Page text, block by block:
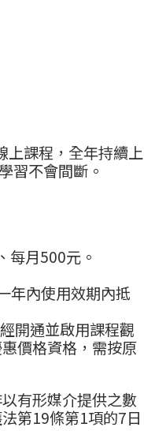
上課程，全年持續上
習不會間斷。
每月500元。
年內使用效期內抵
開通並啟用課程觀
價格資格，需按原
有形媒介提供之數
第19條第1項的7日